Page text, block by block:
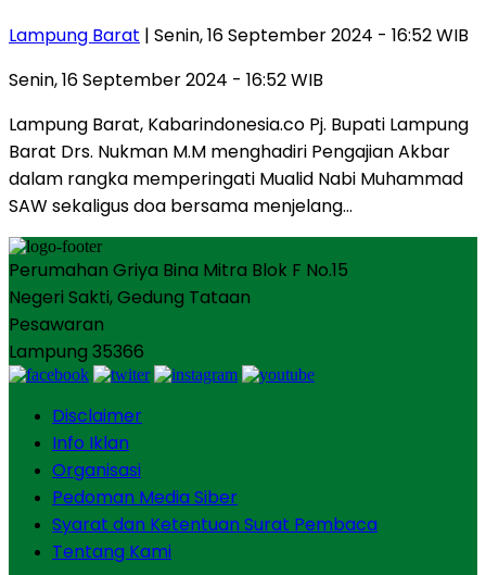
Lampung Barat | Senin, 16 September 2024 - 16:52 WIB
Senin, 16 September 2024 - 16:52 WIB
Lampung Barat, Kabarindonesia.co Pj. Bupati Lampung
Barat Drs. Nukman M.M menghadiri Pengajian Akbar
dalam rangka memperingati Mualid Nabi Muhammad
SAW sekaligus doa bersama menjelang…
Perumahan Griya Bina Mitra Blok F No.15
Negeri Sakti, Gedung Tataan
Pesawaran
Lampung 35366
Disclaimer
Info Iklan
Organisasi
Pedoman Media Siber
Syarat dan Ketentuan Surat Pembaca
Tentang Kami